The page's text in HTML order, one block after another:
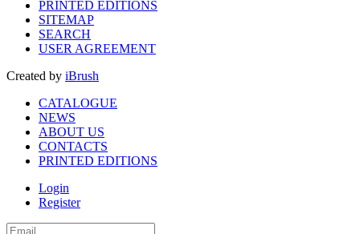
PRINTED EDITIONS
SITEMAP
SEARCH
USER AGREEMENT
Created by iBrush
CATALOGUE
NEWS
ABOUT US
CONTACTS
PRINTED EDITIONS
Login
Register